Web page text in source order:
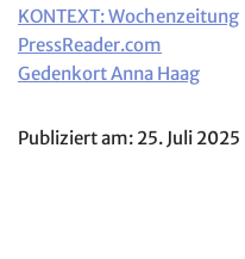
KONTEXT: Wochenzeitung
PressReader.com
Gedenkort Anna Haag
Publiziert am: 25. Juli 2025